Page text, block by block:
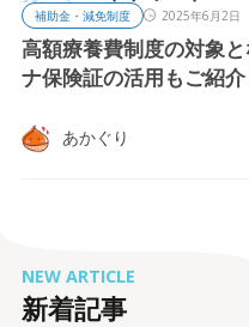
補助金・減免制度 2025年6月2日
高額療養費制度の対象
ナ保険証の活用もご紹介
あかぐり
新着記事
NEW ARTICLE